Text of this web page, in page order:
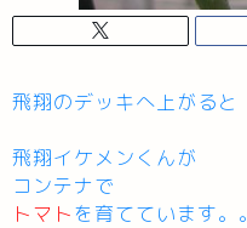
飛翔のデッキへ上がると
飛翔イケメンくんが
コンテナで
トマトを育てています。。